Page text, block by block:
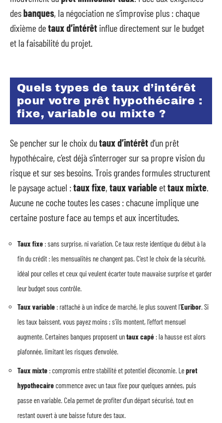
desbanques, la négociation ne s’improvise plus : chaque
dixième detaux d’intérêt influe directement sur le budget
et la faisabilité du projet.
Quels types de taux d’intérêt
pour votre prêt hypothécaire :
fixe, variable ou mixte ?
Se pencher sur le choix dutaux d’intérêt d’un prêt
hypothécaire, c’est déjà s’interroger sur sa propre vision du
risque et sur ses besoins. Trois grandes formules structurent
le paysage actuel :taux fixe, taux variable ettaux mixte.
Aucune ne coche toutes les cases : chacune implique une
certaine posture face au temps et aux incertitudes.
Taux fixe : sans surprise, ni variation. Ce taux reste identique du début à la
fin du crédit : les mensualités ne changent pas. C’est le choix de la sécurité,
idéal pour celles et ceux qui veulent écarter toute mauvaise surprise et garder
leur budget sous contrôle.
Taux variable : rattaché à un indice de marché, le plus souvent l’Euribor. Si
les taux baissent, vous payez moins ; s’ils montent, l’effort mensuel
augmente. Certaines banques proposent untaux capé : la hausse est alors
plafonnée, limitant les risques d’envolée.
Taux mixte : compromis entre stabilité et potentiel d’économie. Lepret
hypothecairecommence avec un taux fixe pour quelques années, puis
passe en variable. Cela permet de profiter d’un départ sécurisé, tout en
restant ouvert à une baisse future des taux.